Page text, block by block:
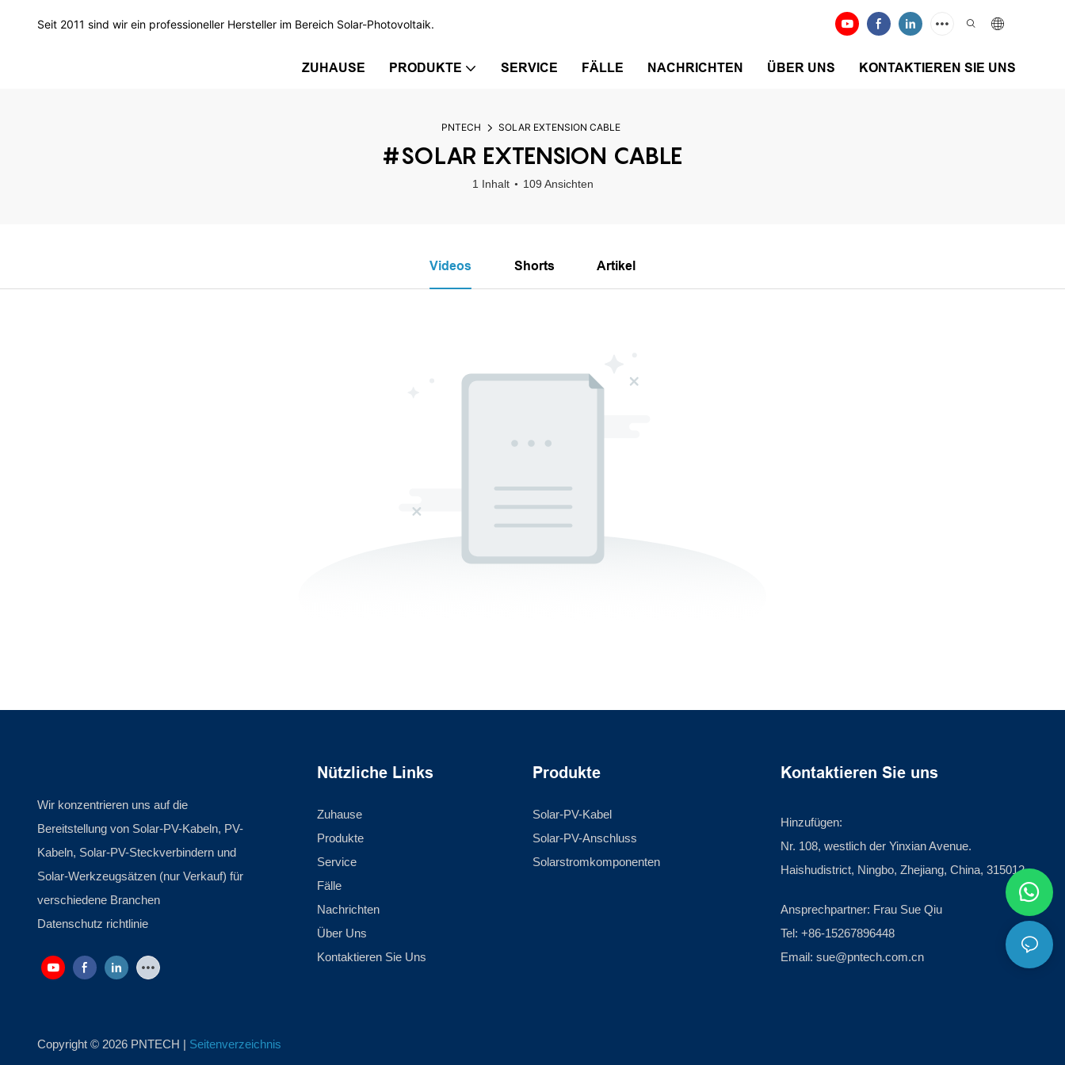
Seit 2011 sind wir ein professioneller Hersteller im Bereich Solar-Photovoltaik.
ZUHAUSE PRODUKTE SERVICE FÄLLE NACHRICHTEN ÜBER UNS KONTAKTIEREN SIE UNS
PNTECH SOLAR EXTENSION CABLE
#SOLAR EXTENSION CABLE
1 Inhalt 109 Ansichten
Videos Shorts Artikel
Wir konzentrieren uns auf die
Bereitstellung von Solar-PV-Kabeln, PV-
Kabeln, Solar-PV-Steckverbindern und
Solar-Werkzeugsätzen (nur Verkauf) für
verschiedene Branchen
Datenschutz richtlinie
Nützliche Links
Zuhause
Produkte
Service
Fälle
Nachrichten
Über Uns
Kontaktieren Sie Uns
Produkte
Solar-PV-Kabel
Solar-PV-Anschluss
Solarstromkomponenten
Kontaktieren Sie uns
Hinzufügen:
Nr. 108, westlich der Yinxian Avenue.
Haishudistrict, Ningbo, Zhejiang, China, 315012
Ansprechpartner: Frau Sue Qiu
Tel: +86-15267896448
Email: sue@pntech.com.cn
Copyright © 2026 PNTECH | Seitenverzeichnis